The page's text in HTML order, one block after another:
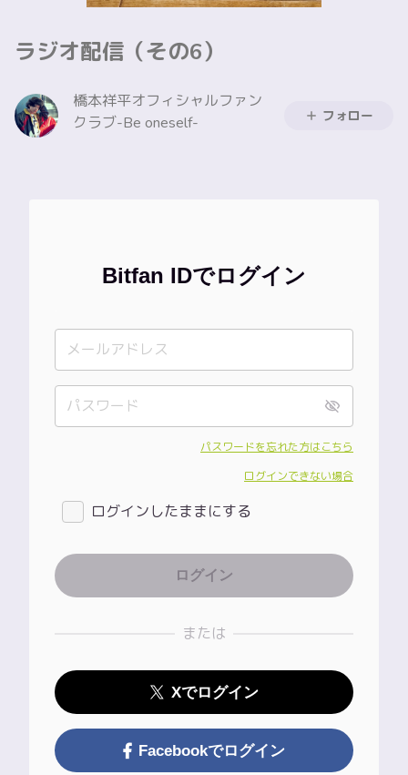
ラジオ配信（その6）
橋本祥平オフィシャルファン
クラブ-Be oneself-
フォロー
Bitfan IDでログイン
パスワードを忘れた方はこちら
ログインできない場合
ログインしたままにする
または
Xでログイン
Facebookでログイン